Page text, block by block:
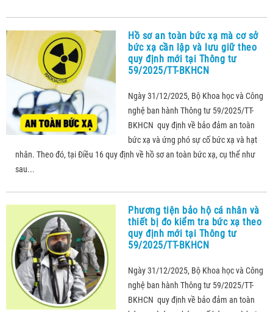
Hồ sơ an toàn bức xạ mà cơ sở
bức xạ cần lập và lưu giữ theo
quy định mới tại Thông tư
59/2025/TT-BKHCN
Ngày 31/12/2025, Bộ Khoa học và Công
nghệ ban hành Thông tư 59/2025/TT-
BKHCN quy định về bảo đảm an toàn
bức xạ và ứng phó sự cố bức xạ và hạt
nhân. Theo đó, tại Điều 16 quy định về hồ sơ an toàn bức xạ, cụ thể như
sau...
Phương tiện bảo hộ cá nhân và
thiết bị đo kiểm tra bức xạ theo
quy định mới tại Thông tư
59/2025/TT-BKHCN
Ngày 31/12/2025, Bộ Khoa học và Công
nghệ ban hành Thông tư 59/2025/TT-
BKHCN quy định về bảo đảm an toàn